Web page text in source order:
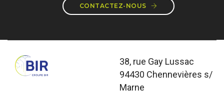
CONTACTEZ-NOUS
38, rue Gay Lussac
94430 Chennevières s/
Marne